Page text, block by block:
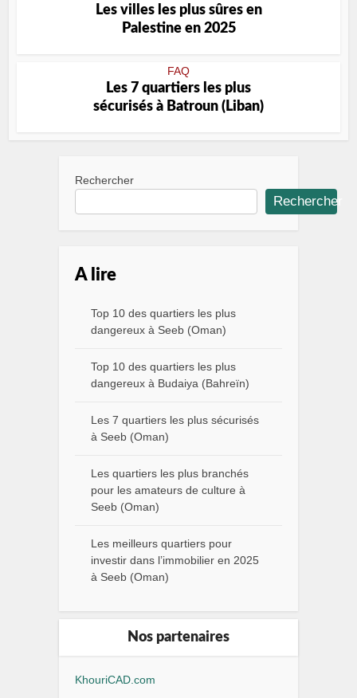
Les villes les plus sûres en
Palestine en 2025
FAQ
Les 7 quartiers les plus
sécurisés à Batroun (Liban)
Rechercher
Rechercher
A lire
Top 10 des quartiers les plus
dangereux à Seeb (Oman)
Top 10 des quartiers les plus
dangereux à Budaiya (Bahreïn)
Les 7 quartiers les plus sécurisés
à Seeb (Oman)
Les quartiers les plus branchés
pour les amateurs de culture à
Seeb (Oman)
Les meilleurs quartiers pour
investir dans l’immobilier en 2025
à Seeb (Oman)
Nos partenaires
KhouriCAD.com